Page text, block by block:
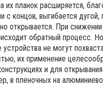
их планок расширяется,
с концов, выгибается дугой,
открывается. При снижении
обратный процесс. Но
не могут
их применение
и для
в пленочных на